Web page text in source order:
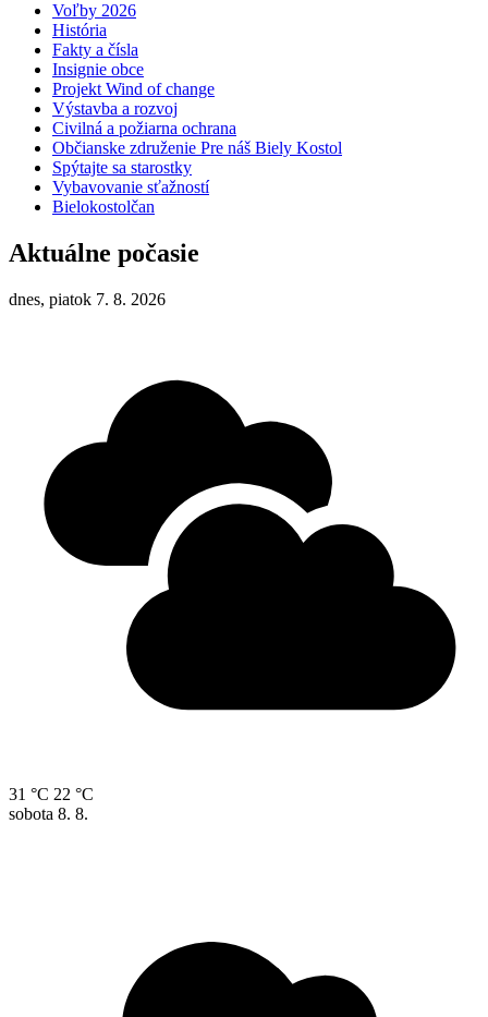
Voľby 2026
História
Fakty a čísla
Insignie obce
Projekt Wind of change
Výstavba a rozvoj
Civilná a požiarna ochrana
Občianske združenie Pre náš Biely Kostol
Spýtajte sa starostky
Vybavovanie sťažností
Bielokostolčan
Aktuálne počasie
dnes, piatok 7. 8. 2026
31 °C 22 °C
sobota 8. 8.